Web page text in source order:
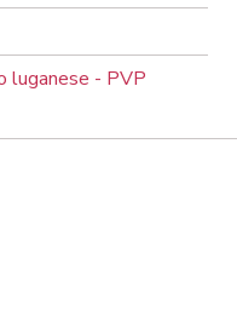
luganese - PVP